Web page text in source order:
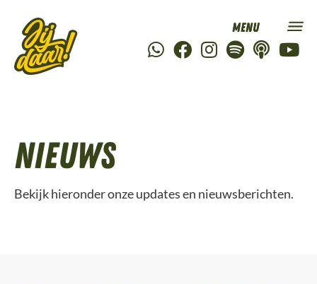
Nieuws
Bekijk hieronder onze updates en nieuwsberichten.